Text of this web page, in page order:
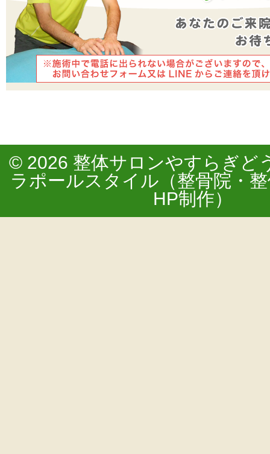
© 2026 整体サロンやすらぎど
ラポールスタイル（整骨院・
HP制作）